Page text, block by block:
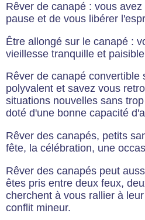
Rêver de canapé : vous
pause et de vous libérer
Être allongé sur le canapé :
vieillesse tranquille et
Rêver de canapé convertible
polyvalent et savez vous
situations nouvelles sans
doté d'une bonne capacité
Rêver des canapés, petits
fête, la célébration, une
Rêver des canapés peut
êtes pris entre deux feux,
cherchent à vous rallier à
conflit mineur.